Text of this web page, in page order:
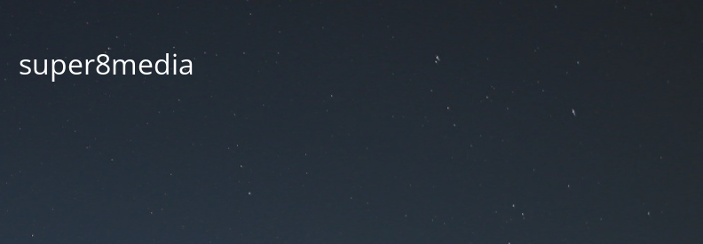
super8media